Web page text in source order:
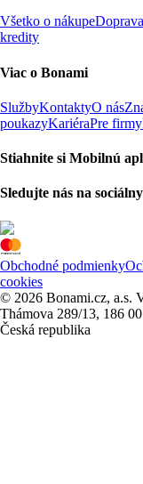
Všetko o nákupeDoprava
kredity
Viac o Bonami
SlužbyKontaktyO nás
poukazyKariéraPre firmy
Stiahnite si Mobilnú
Sledujte nás na
Obchodné podmienky
cookies
© 2026 Bonami.cz, a.s.
Thámova 289/13, 186 00
Česká republika